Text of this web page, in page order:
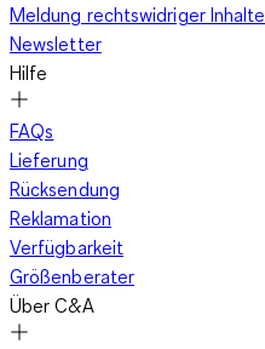
Meldung rechtswidriger Inhalte
Newsletter
Hilfe
FAQs
Lieferung
Rücksendung
Reklamation
Verfügbarkeit
Größenberater
Über C&A